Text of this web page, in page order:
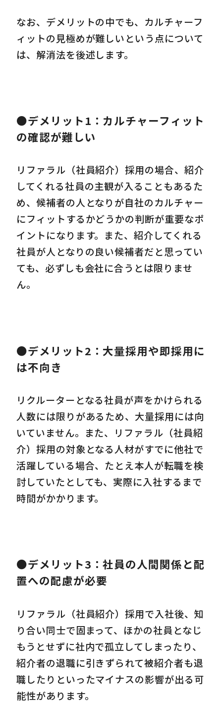
なお、デメリットの中でも、カルチャーフ
ィットの見極めが難しいという点について
は、解消法を後述します。
●デメリット1：カルチャーフィット
の確認が難しい
リファラル（社員紹介）採用の場合、紹介
してくれる社員の主観が入ることもあるた
め、候補者の人となりが自社のカルチャー
にフィットするかどうかの判断が重要なポ
イントになります。また、紹介してくれる
社員が人となりの良い候補者だと思ってい
ても、必ずしも会社に合うとは限りませ
ん。
●デメリット2：大量採用や即採用に
は不向き
リクルーターとなる社員が声をかけられる
人数には限りがあるため、大量採用には向
いていません。また、リファラル（社員紹
介）採用の対象となる人材がすでに他社で
活躍している場合、たとえ本人が転職を検
討していたとしても、実際に入社するまで
時間がかかります。
●デメリット3：社員の人間関係と配
置への配慮が必要
リファラル（社員紹介）採用で入社後、知
り合い同士で固まって、ほかの社員となじ
もうとせずに社内で孤立してしまったり、
紹介者の退職に引きずられて被紹介者も退
職したりといったマイナスの影響が出る可
能性があります。